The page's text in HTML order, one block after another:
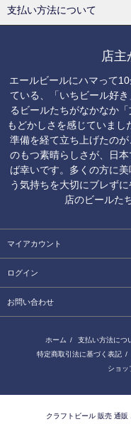
支払い方法について
店主
エールビールにハマって
ている、「いちビール好
るビールたちがなかなか
もどかしさを感じていま
準備を経て立ち上げたの
のもつ素晴らしさが、日
ば幸いです。多くの方に
う気持ちを大切にブレず
店のビールた
マイアカウント
ログイン
お問い合わせ
ホーム / 支払い方法につ
特定商取引法に基づく表記 /
ショッ
クラフトビール 販売 通